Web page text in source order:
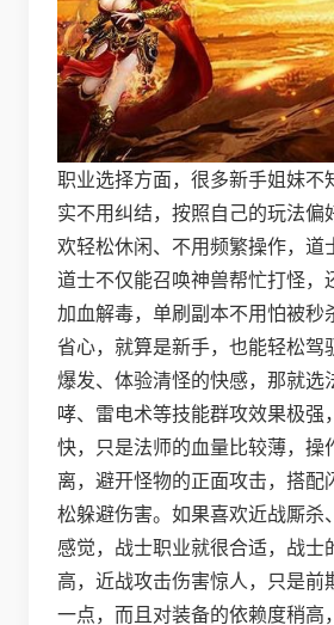
职业选择方面，很多新手姐妹不
实不用纠结，按照自己的玩法偏
欢轻松休闲、不用频繁操作，道
道士不仅能召唤神兽帮忙打怪，
加血解毒，单刷副本不用怕被秒
省心，就算是新手，也能轻松驾
爆发、体验清怪的快感，那就选
哮、雷电术等技能群攻效果极强
快，只是法师的血量比较薄，操
离，避开怪物的正面攻击，搭配
松躲避伤害。如果喜欢近战厮杀
感觉，战士职业就很合适，战士
高，近战攻击伤害惊人，只是前
一点，而且对装备的依赖度稍高